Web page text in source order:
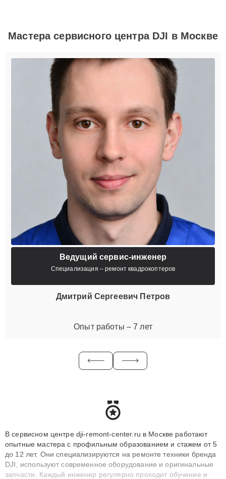
Мастера сервисного центра DJI в Москве
Ведущий сервис-инженер
Специализация – ремонт квадрокоптеров
Дмитрий Сергеевич Петров
Опыт работы – 7 лет
В сервисном центре dji-remont-center.ru в Москве работают
опытные мастера с профильным образованием и стажем от 5
до 12 лет. Они специализируются на ремонте техники бренда
DJI, используют современное оборудование и оригинальные
запчасти. Каждый инженер регулярно проходит обучение и